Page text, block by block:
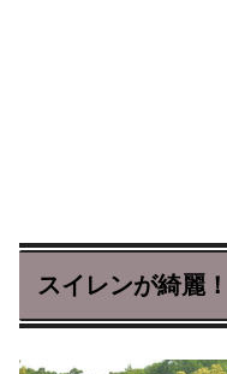
スイレンが綺麗！